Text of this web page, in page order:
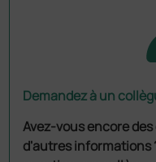
Demandez à un
Avez-vous encore
d'autres informations